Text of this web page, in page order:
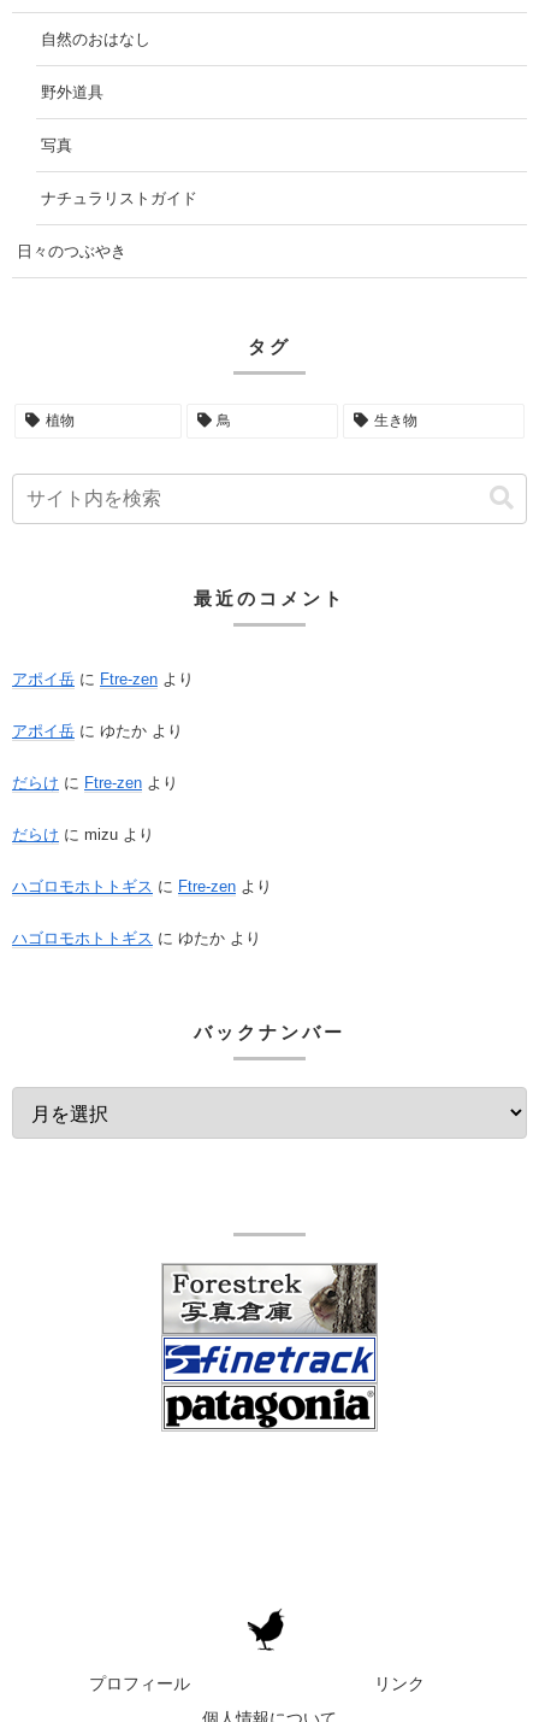
自然のおはなし
野外道具
写真
ナチュラリストガイド
日々のつぶやき
タグ
植物 鳥 生き物
最近のコメント
アポイ岳 に Ftre-zen より
アポイ岳 に ゆたか より
だらけ に Ftre-zen より
だらけ に mizu より
ハゴロモホトトギス に Ftre-zen より
ハゴロモホトトギス に ゆたか より
バックナンバー
プロフィール
リンク
個人情報について